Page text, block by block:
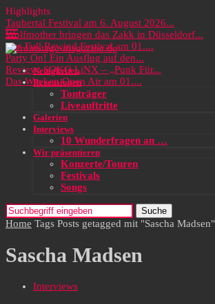
Highlights
Taubertal Festival am 6. August 2026...
Wolfmother bringen das Zakk in Düsseldorf...
Das Full Rewind Festival am 01....
Party On! Ein Ausflug auf den...
Review: SOKO LiNX – „Punk Für...
Das Wacken Open Air am 01....
Neuigkeiten
Rezensionen
Tonträger
Liveauftritte
Galerien
Interviews
10 Wunderfragen an …
Wir präsentieren
Konzerte/Touren
Festivals
Songs
Suche
Home Tags Posts getagged mit "Sascha Madsen"
Sascha Madsen
Interviews